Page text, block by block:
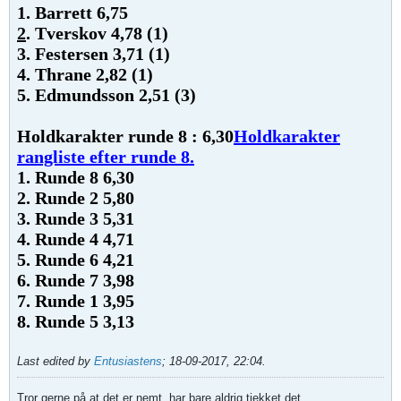
1. Barrett 6,75
2. Tverskov 4,78 (1)
3. Festersen 3,71 (1)
4. Thrane 2,82 (1)
5. Edmundsson 2,51 (3)
Holdkarakter runde 8 : 6,30Holdkarakter
rangliste efter runde 8.
1. Runde 8 6,30
2. Runde 2 5,80
3. Runde 3 5,31
4. Runde 4 4,71
5. Runde 6 4,21
6. Runde 7 3,98
7. Runde 1 3,95
8. Runde 5 3,13
Last edited by Entusiastens; 18-09-2017, 22:04.
Tror gerne på at det er nemt, har bare aldrig tjekket det ...